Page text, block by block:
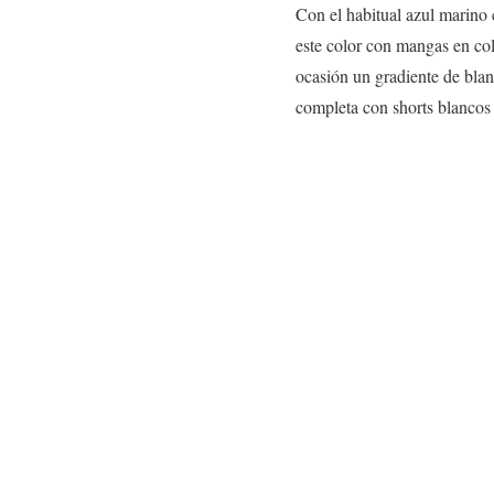
Con el habitual azul marino
este color con mangas en
ocasión un gradiente de
completa con shorts